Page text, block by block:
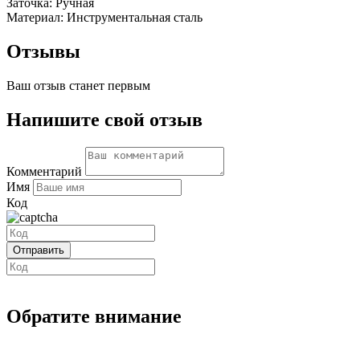
Заточка: Ручная
Материал: Инструментальная сталь
Отзывы
Ваш отзыв станет первым
Напишите свой отзыв
Комментарий
Имя
Код
Обратите внимание